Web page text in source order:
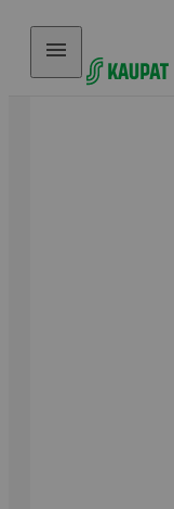
Hyppää sisältöön